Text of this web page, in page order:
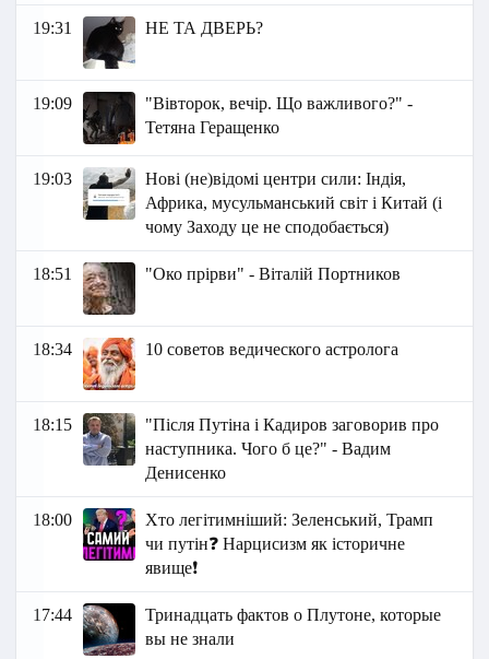
19:31 НЕ ТА ДВЕРЬ?
19:09
"Вівторок, вечір. Що важливого?" -
Тетяна Геращенко
19:03
Нові (не)відомі центри сили: Індія,
Африка, мусульманський світ і Китай (і
чому Заходу це не сподобається)
18:51 "Око прірви" - Віталій Портников
18:34 10 советов ведического астролога
18:15
"Після Путіна і Кадиров заговорив про
наступника. Чого б це?" - Вадим
Денисенко
18:00
Хто легітимніший: Зеленський, Трамп
чи путін❓ Нарцисизм як історичне
явище❗
17:44
Тринадцать фактов о Плутоне, которые
вы не знали